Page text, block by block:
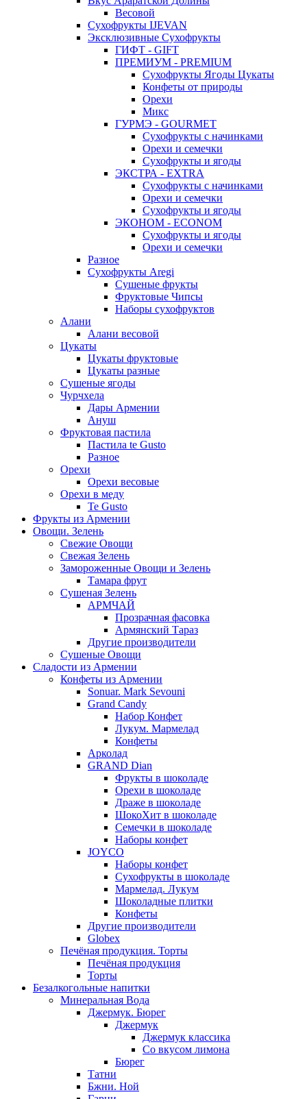
Весовой
Сухофрукты IJEVAN
Эксклюзивные Сухофрукты
ГИФТ - GIFT
ПРЕМИУМ - PREMIUM
Сухофрукты Ягоды Цукаты
Конфеты от природы
Орехи
Микс
ГУРМЭ - GOURMET
Сухофрукты с начинками
Орехи и семечки
Сухофрукты и ягоды
ЭКСТРА - EXTRA
Сухофрукты с начинками
Орехи и семечки
Сухофрукты и ягоды
ЭКОНОМ - ECONOM
Сухофрукты и ягоды
Орехи и семечки
Разное
Сухофрукты Aregi
Сушеные фрукты
Фруктовые Чипсы
Наборы сухофруктов
Алани
Алани весовой
Цукаты
Цукаты фруктовые
Цукаты разные
Сушеные ягоды
Чурчхела
Дары Армении
Ануш
Фруктовая пастила
Пастила te Gusto
Разное
Орехи
Орехи весовые
Орехи в меду
Te Gusto
Фрукты из Армении
Овощи. Зелень
Свежие Овощи
Свежая Зелень
Замороженные Овощи и Зелень
Тамара фрут
Сушеная Зелень
АРМЧАЙ
Прозрачная фасовка
Армянский Тараз
Другие производители
Сушеные Овощи
Сладости из Армении
Конфеты из Армении
Sonuar. Mark Sevouni
Grand Candy
Набор Конфет
Лукум. Мармелад
Конфеты
Арколад
GRAND Dian
Фрукты в шоколаде
Орехи в шоколаде
Драже в шоколаде
ШокоХит в шоколаде
Семечки в шоколаде
Наборы конфет
JOYCO
Наборы конфет
Сухофрукты в шоколаде
Мармелад. Лукум
Шоколадные плитки
Конфеты
Другие производители
Globex
Печёная продукция. Торты
Печёная продукция
Торты
Безалкогольные напитки
Минеральная Вода
Джермук. Бюрег
Джермук
Джермук классика
Со вкусом лимона
Бюрег
Татни
Бжни. Ной